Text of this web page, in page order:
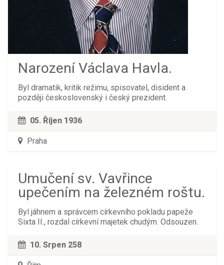
Narození Václava Havla.
Byl dramatik, kritik režimu, spisovatel, disident a
později československý i český prezident.
05. Říjen 1936
Praha
Umučení sv. Vavřince
upečením na železném roštu.
Byl jáhnem a správcem církevního pokladu papeže
Sixta II., rozdal církevní majetek chudým. Odsouzen.
10. Srpen 258